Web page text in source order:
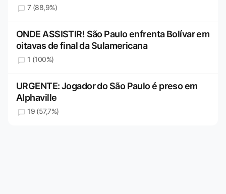
7 (88,9%)
ONDE ASSISTIR! São Paulo enfrenta Bolívar em
oitavas de final da Sulamericana
1 (100%)
URGENTE: Jogador do São Paulo é preso em
Alphaville
19 (57,7%)